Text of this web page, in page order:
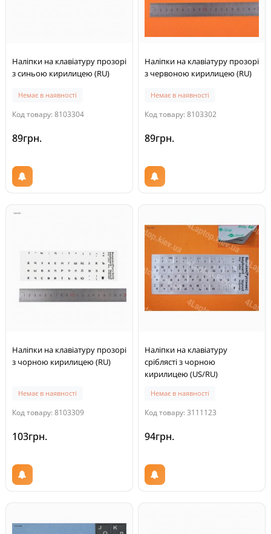
Наліпки на клавіатуру прозорі
з синьою кирилицею (RU)
Немає в наявності
Код товару: 8103304
89грн.
Наліпки на клавіатуру прозорі
з червоною кирилицею (RU)
Немає в наявності
Код товару: 8103302
89грн.
Наліпки на клавіатуру прозорі
з чорною кирилицею (RU)
Немає в наявності
Код товару: 8103309
103грн.
Наліпки на клавіатуру
сріблясті з чорною
кирилицею (US/RU)
Немає в наявності
Код товару: 3111123
94грн.